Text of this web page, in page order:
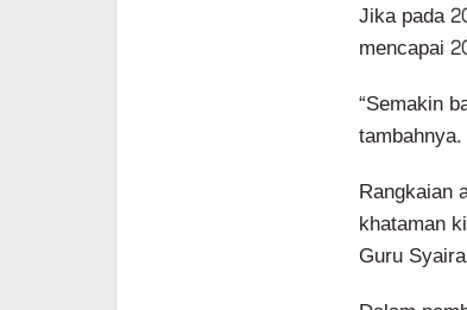
Jika pada
mencapai
“Semakin
tambahnya.
Rangkaian
khataman
Guru